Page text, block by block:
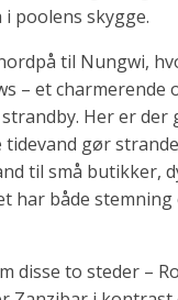
poolens skygge.
til Nungwi,
– et
Her er
gør
til små butikker,
har både stemning
disse to steder –